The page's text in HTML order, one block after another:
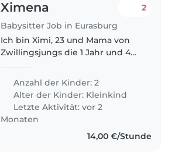
Ximena
Babysitter Job in Eurasburg
2
Ich bin Ximi, 23 und Mama von
Zwillingsjungs die 1 Jahr und 4
ein bisschen Unterstützung.
Meine zwei Mäuse sind ganz
liebe und sehr einfühlsame
ruhige..
Anzahl der Kinder: 2
Alter der Kinder: Kleinkind
Letzte Aktivität: vor 2
Monaten
14,00 €/Stunde